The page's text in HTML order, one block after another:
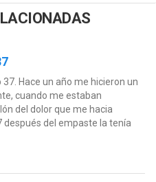
Hace un año me hicieron un
cuando me estaban
del dolor que me hacia
del empaste la tenía